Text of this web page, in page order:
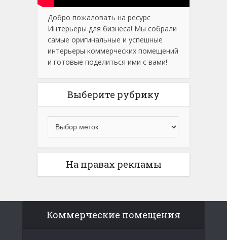
Добро пожаловать на ресурс
Интерьеры для бизнеса! Мы собрали
самые оригинальные и успешные
интерьеры коммерческих помещений
и готовые поделиться ими с вами!
Выберите рубрику
На правах рекламы
Коммерческие помещения